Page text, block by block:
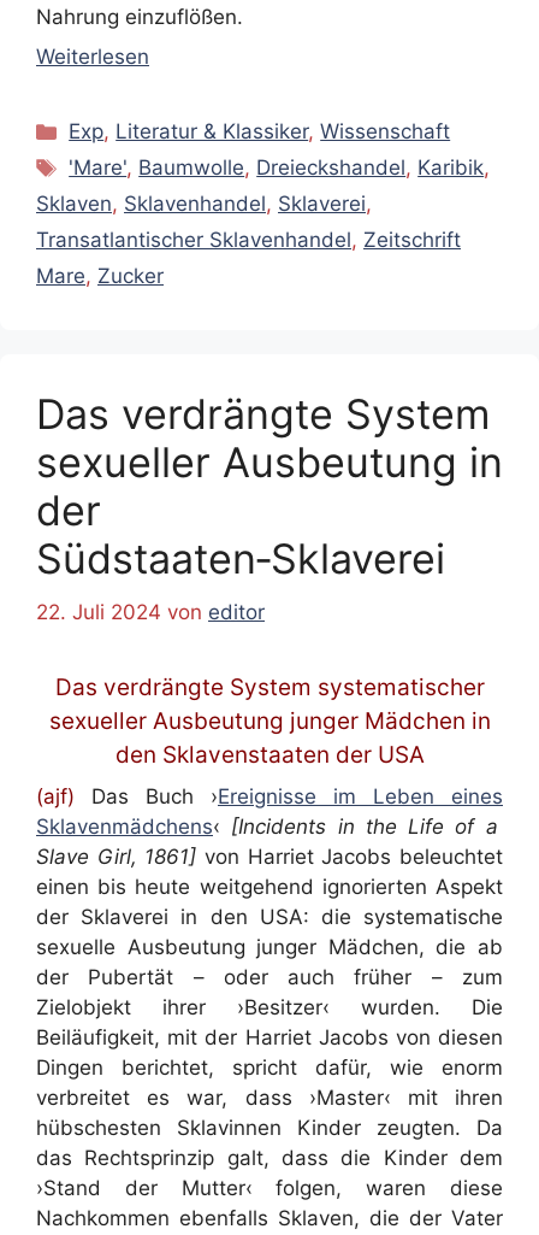
Nahrung einzuflößen.
Weiterlesen
Kategorien
Exp, Literatur & Klassiker,Wissenschaft
Schlagwörter
'Mare', Baumwolle, Dreieckshandel, Karibik,
Sklaven, Sklavenhandel, Sklaverei,
Transatlantischer Sklavenhandel, Zeitschrift
Mare, Zucker
Das verdrängte System
sexueller Ausbeutung in
der
Südstaaten‑Sklaverei
22. Juli 2024 von editor
Das verdrängte System systematischer
sexueller Ausbeutung junger Mädchen in
den Sklavenstaaten der USA
(ajf) Das Buch ›Ereignisse im Leben eines
Sklavenmädchens‹ [Incidents in the Life of a
Slave Girl, 1861] von Harriet Jacobs beleuchtet
einen bis heute weitgehend ignorierten Aspekt
der Sklaverei in den USA: die systematische
sexuelle Ausbeutung junger Mädchen, die ab
der Pubertät – oder auch früher – zum
Zielobjekt ihrer ›Besitzer‹ wurden. Die
Beiläufigkeit, mit der Harriet Jacobs von diesen
Dingen berichtet, spricht dafür, wie enorm
verbreitet es war, dass ›Master‹ mit ihren
hübschesten Sklavinnen Kinder zeugten. Da
das Rechtsprinzip galt, dass die Kinder dem
›Stand der Mutter‹ folgen, waren diese
Nachkommen ebenfalls Sklaven, die der Vater